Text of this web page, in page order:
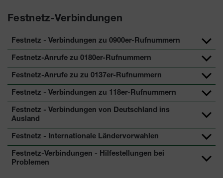
Festnetz-Verbindungen
Festnetz - Verbindungen zu 0900er-Rufnummern
Festnetz-Anrufe zu 0180er-Rufnummern
Festnetz-Anrufe zu zu 0137er-Rufnummern
Festnetz - Verbindungen zu 118er-Rufnummern
Festnetz - Verbindungen von Deutschland ins
Ausland
Festnetz - Internationale Ländervorwahlen
Festnetz-Verbindungen - Hilfestellungen bei
Problemen